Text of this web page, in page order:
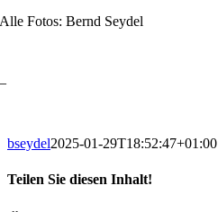
Alle Fotos: Bernd Seydel
–
bseydel2025-01-29T18:52:47+01:00
Teilen Sie diesen Inhalt!